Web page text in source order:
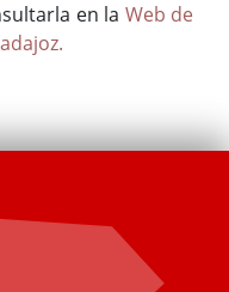
en la Web de